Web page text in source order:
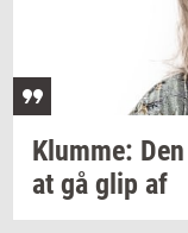
Klum­me: Den
at gå glip af